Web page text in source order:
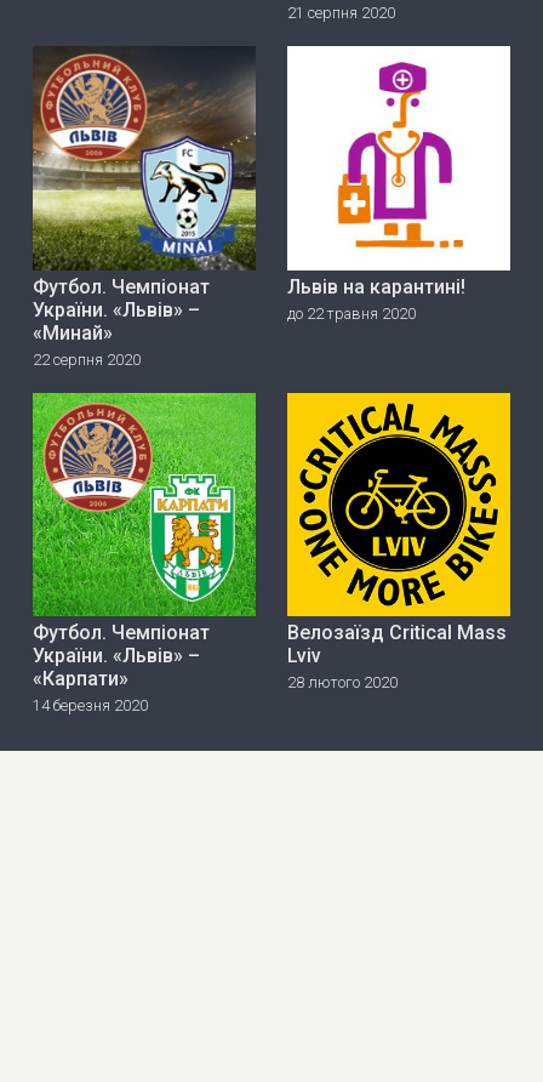
21 серпня 2020
Футбол. Чемпіонат
України. «Львів» –
«Минай»
22 серпня 2020
Львів на карантині!
до 22 травня 2020
Футбол. Чемпіонат
України. «Львів» –
«Карпати»
14 березня 2020
Велозаїзд Critical Mass
Lviv
28 лютого 2020